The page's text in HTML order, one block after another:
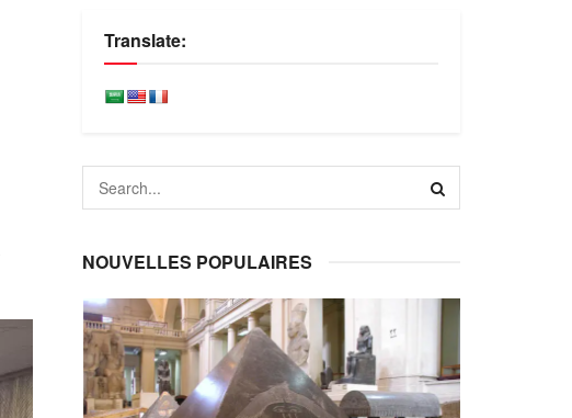
Translate:
NOUVELLES POPULAIRES